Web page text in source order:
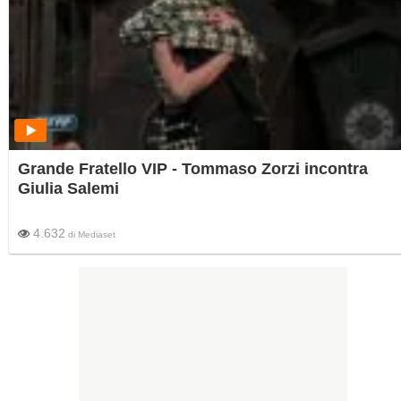
Grande Fratello VIP - Tommaso Zorzi incontra
Giulia Salemi
4.632 di Mediaset